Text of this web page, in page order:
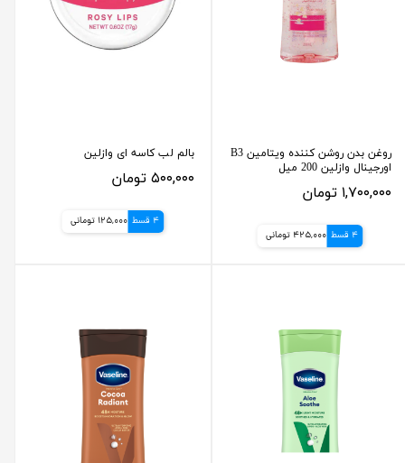
روغن بدن روشن کننده ویتامین B3
اورجینال وازلین 200 میل
۱,۷۰۰,۰۰۰ تومان
4 قسط 425,000 تومانی
بالم لب کاسه ای وازلین
۵۰۰,۰۰۰ تومان
4 قسط 125,000 تومانی